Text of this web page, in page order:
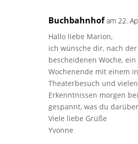
Buchbahnhof am 22.
Hallo liebe Marion,
ich wünsche dir, nach
bescheidenen Woche,
Wochenende mit einem
Theaterbesuch und
Erkenntnissen morgen
gespannt, was du
Viele liebe Grüße
Yvonne